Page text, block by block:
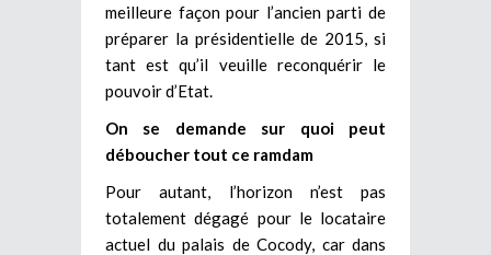
meilleure façon pour l’ancien parti de
préparer la présidentielle de 2015, si
tant est qu’il veuille reconquérir le
pouvoir d’Etat.
On se demande sur quoi peut
déboucher tout ce ramdam
Pour autant, l’horizon n’est pas
totalement dégagé pour le locataire
actuel du palais de Cocody, car dans